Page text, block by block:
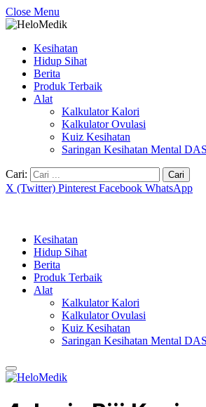
Close Menu
Kesihatan
Hidup Sihat
Berita
Produk Terbaik
Alat
Kalkulator Kalori
Kalkulator Ovulasi
Kuiz Kesihatan
Saringan Kesihatan Mental
Cari:
X (Twitter) Pinterest Facebook WhatsApp
Kesihatan
Hidup Sihat
Berita
Produk Terbaik
Alat
Kalkulator Kalori
Kalkulator Ovulasi
Kuiz Kesihatan
Saringan Kesihatan Mental